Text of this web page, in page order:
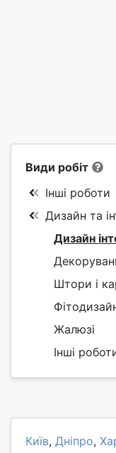
Види робіт
Інші роботи
Дизайн та
Дизайн
Штори і
Жалюзі
Інші
Київ, Дніпро,